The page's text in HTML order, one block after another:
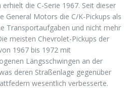
die C-Serie 1967. Seit dieser
General Motors die C/K-Pickups als
Transportaufgaben und nicht mehr
meisten Chevrolet-Pickups der
1967 bis 1972 mit
Längsschwingen an der
deren Straßenlage gegenüber
wesentlich verbesserte.